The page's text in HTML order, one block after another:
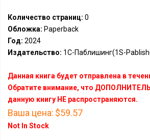
Количество страниц: 0
Обложка: Paperback
Год: 2024
Издательство: 1С-Паблишинг(1S-
Данная книга будет отправлена в
Обратите внимание, что
данную книгу НЕ распространяются.
Ваша цена: $59.57
Not In Stock